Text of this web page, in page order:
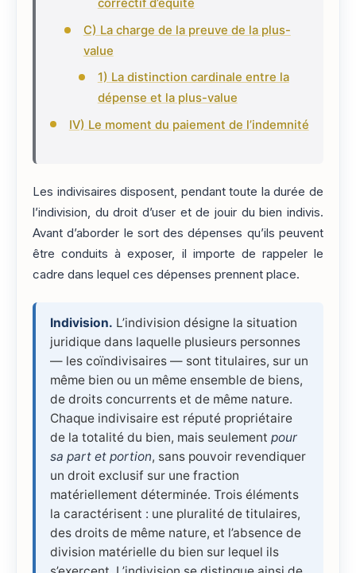
correctif d’équité
C) La charge de la preuve de la plus-
value
1) La distinction cardinale entre la
dépense et la plus-value
IV) Le moment du paiement de l’indemnité
Les indivisaires disposent, pendant toute la durée de
l’indivision, du droit d’user et de jouir du bien indivis.
Avant d’aborder le sort des dépenses qu’ils peuvent
être conduits à exposer, il importe de rappeler le
cadre dans lequel ces dépenses prennent place.
Indivision. L’indivision désigne la situation
juridique dans laquelle plusieurs personnes
— les coïndivisaires — sont titulaires, sur un
même bien ou un même ensemble de biens,
de droits concurrents et de même nature.
Chaque indivisaire est réputé propriétaire
de la totalité du bien, mais seulement pour
sa part et portion, sans pouvoir revendiquer
un droit exclusif sur une fraction
matériellement déterminée. Trois éléments
la caractérisent : une pluralité de titulaires,
des droits de même nature, et l’absence de
division matérielle du bien sur lequel ils